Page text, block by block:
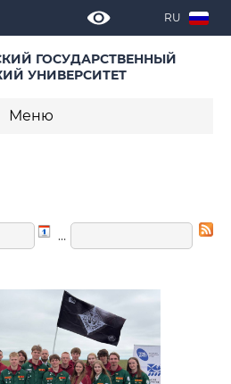
RU
ГОСУДАРСТВЕННЫЙ
УНИВЕРСИТЕТ
Меню
интервью
…